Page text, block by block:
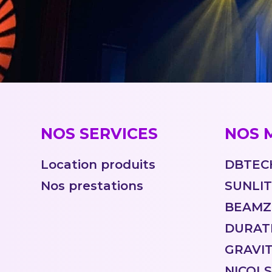
NOS SERVICES
Location produits
Nos prestations
NOS
BEAMZ